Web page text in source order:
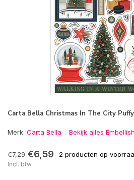
Carta Bella Christmas In The City
Merk: Carta Bella Bekijk alles
€7,29 €6,59 2 producten op
Incl. btw